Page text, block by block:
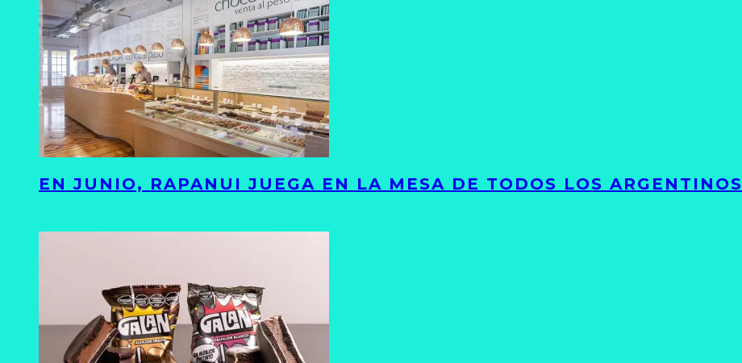
EN JUNIO, RAPANUI JUEGA EN LA MESA DE TODOS LOS ARGENTINOS